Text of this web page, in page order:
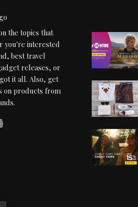
the topics that
you're interested
best travel
releases, or
it all. Also, get
on products from